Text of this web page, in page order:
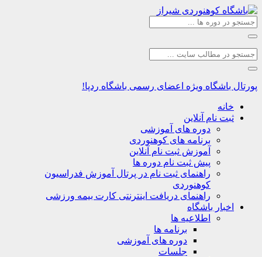
ویژه اعضای رسمی باشگاه ردپا!
نام آنلاین
دوره های آموزشی
برنامه های کوهنوردی
آموزش ثبت نام آنلاین
پیش ثبت نام دوره ها
راهنمای ثبت نام در پرتال آموزش فدراسیون
کوهنوردی
راهنمای دریافت اینترنتی کارت بیمه ورزشی
باشگاه
اطلاعیه ها
برنامه ها
دوره های آموزشی
جلسات